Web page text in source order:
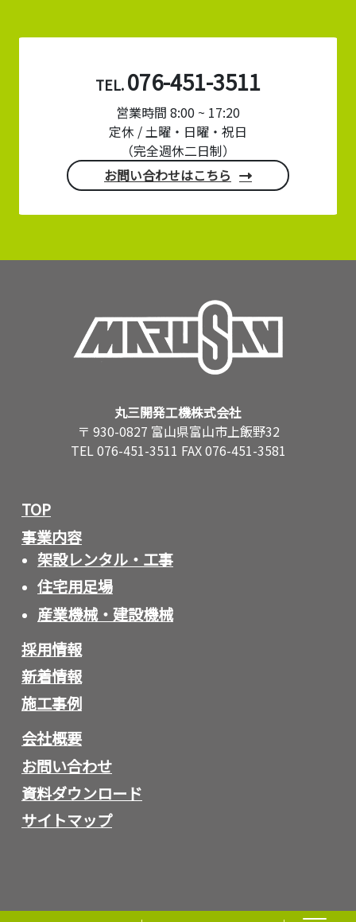
TEL. 076-451-3511
営業時間 8:00 ~ 17:20
定休 / 土曜・日曜・祝日
（完全週休二日制）
お問い合わせはこちら
丸三開発工機株式会社
〒 930-0827 富山県富山市上飯野32
TEL 076-451-3511 FAX 076-451-3581
TOP
事業内容
架設レンタル・工事
住宅用足場
産業機械・建設機械
採用情報
新着情報
施工事例
会社概要
お問い合わせ
資料ダウンロード
サイトマップ